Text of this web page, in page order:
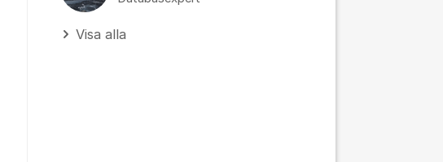
Visa alla